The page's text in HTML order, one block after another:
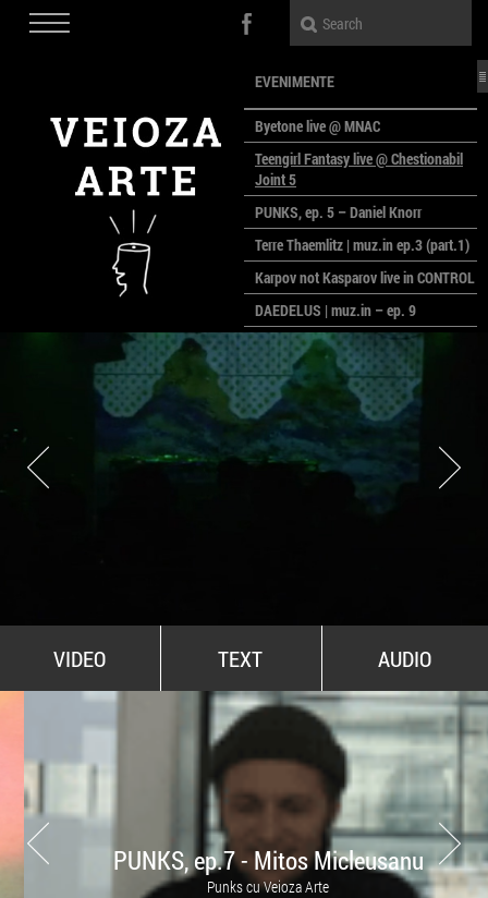
EVENIMENTE
Byetone live @ MNAC
Teengirl Fantasy live @ Chestionabil
Joint 5
PUNKS, ep. 5 – Daniel Knorr
Terre Thaemlitz | muz.in ep.3 (part.1)
Karpov not Kasparov live in CONTROL
DAEDELUS | muz.in – ep. 9
LALELE, LALELE – prima premieră a
anului la MACAZ
CinePOLSKA – filme poloneze la
București
PEOPLE OF ROMANIA se lansează la
galeria Simeza
All Stars For Outernational
VIDEO TEXT AUDIO
PUNKS, ep.7 - Mitos Micleusanu
Punks cu Veioza Arte